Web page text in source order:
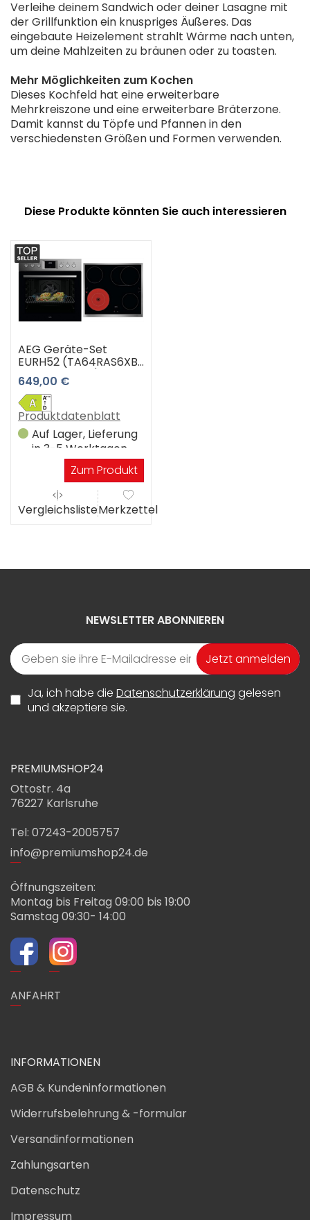
Verleihe deinem Sandwich oder deiner Lasagne mit
der Grillfunktion ein knuspriges Äußeres. Das
eingebaute Heizelement strahlt Wärme nach unten,
um deine Mahlzeiten zu bräunen oder zu toasten.
Mehr Möglichkeiten zum Kochen
Dieses Kochfeld hat eine erweiterbare
Mehrkreiszone und eine erweiterbare Bräterzone.
Damit kannst du Töpfe und Pfannen in den
verschiedensten Größen und Formen verwenden.
Diese Produkte könnten Sie auch interessieren
AEG Geräte-Set
EURH52 (TA64RAS6XB
+ OU5AE20SM)
(edelstahl/cleanste)
649,00 €
Produktdatenblatt
Auf Lager, Lieferung
in 3-5 Werktagen
Zum Produkt
VergleichslisteMerkzettel
NEWSLETTER ABONNIEREN
Jetzt anmelden
Ja, ich habe die Datenschutzerklärung gelesen
und akzeptiere sie.
PREMIUMSHOP24
Ottostr. 4a
76227 Karlsruhe
Tel: 07243-2005757
info@premiumshop24.de
Öffnungszeiten:
Montag bis Freitag 09:00 bis 19:00
Samstag 09:30- 14:00
ANFAHRT
INFORMATIONEN
AGB & Kundeninformationen
Widerrufsbelehrung & -formular
Versandinformationen
Zahlungsarten
Datenschutz
Impressum